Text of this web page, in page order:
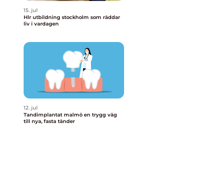
15. jul
Hlr utbildning stockholm som räddar
liv i vardagen
12. jul
Tandimplantat malmö en trygg väg
till nya, fasta tänder